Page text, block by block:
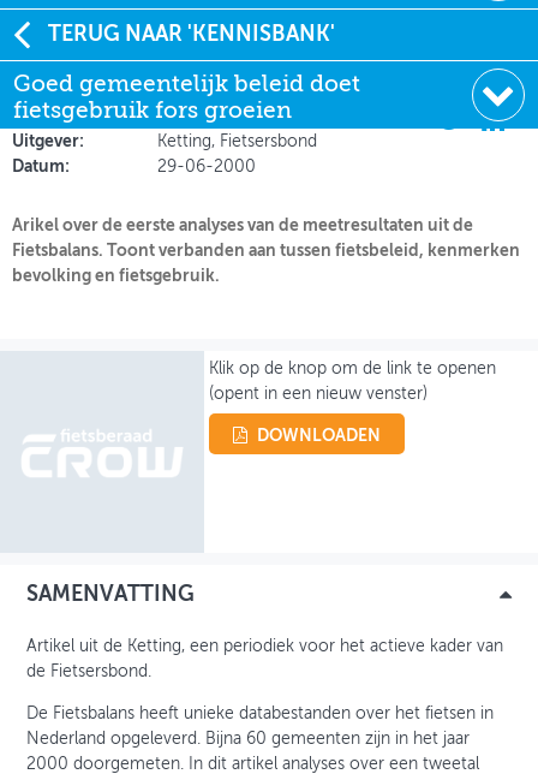
NIEUWS
BIJEENKOMSTEN
KENNISBANK
OVER FIETSBERAAD
THEMASITES
TERUG NAAR 'KENNISBANK'
Goed gemeentelijk beleid doet
fietsgebruik fors groeien
Soort:
Artikelen Tijdschriften
Auteur:
Otto van Boggelen
(Fietsersbond)
Uitgever:
Ketting, Fietsersbond
Datum:
29-06-2000
Arikel over de eerste analyses van de meetresultaten uit de
Fietsbalans. Toont verbanden aan tussen fietsbeleid, kenmerken
bevolking en fietsgebruik.
Klik op de knop om de link te openen
(opent in een nieuw venster)
DOWNLOADEN
SAMENVATTING
Artikel uit de Ketting, een periodiek voor het actieve kader van
de Fietsersbond.
De Fietsbalans heeft unieke databestanden over het fietsen in
Nederland opgeleverd. Bijna 60 gemeenten zijn in het jaar
2000 doorgemeten. In dit artikel analyses over een tweetal